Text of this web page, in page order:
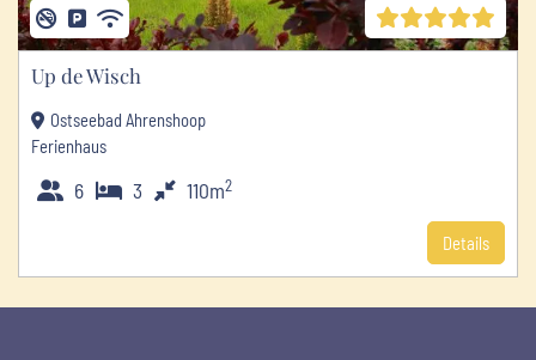
Up de Wisch
Ostseebad Ahrenshoop
Ferienhaus
6 3 110m2
Details